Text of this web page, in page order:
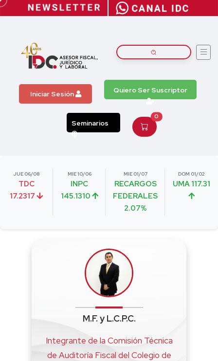
Iniciar Sesión Quiero Ser Suscriptor
Seminarios
0
JUE 06/08
TDC
17.2317
MIE 10/06
INPC
145.1310
MIE 01/07
RECARGOS
FEDERALES
2.07%
DOM 01/02
UMA 117.31
M.F. y L.C.P.C.
Integrante de la Comisión Técnica
de Auditoría Fiscal del Colegio de